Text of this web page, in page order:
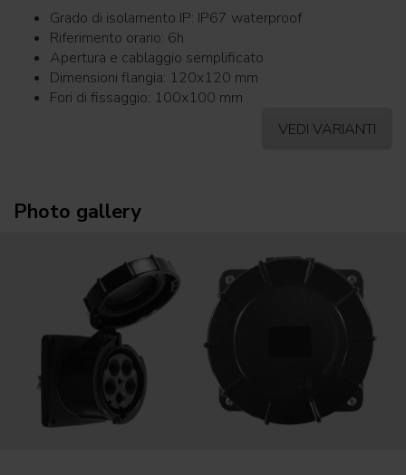
Grado di isolamento IP: IP67 waterproof
Riferimento orario: 6h
Apertura e cablaggio semplificato
Dimensioni flangia: 120x120 mm
Fori di fissaggio: 100x100 mm
VEDI VARIANTI
Photo gallery